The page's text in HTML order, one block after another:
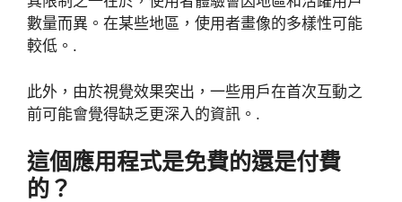
數量而異。在某些地區，使用者畫像的多樣性可能
較低。.
此外，由於視覺效果突出，一些用戶在首次互動之
前可能會覺得缺乏更深入的資訊。.
這個應用程式是免費的還是付費
的？